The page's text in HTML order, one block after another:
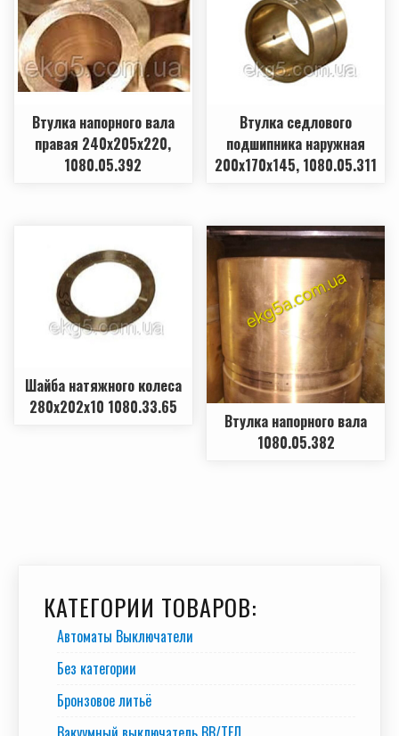
Втулка напорного вала
правая 240х205х220,
1080.05.392
Втулка седлового
подшипника наружная
200х170х145, 1080.05.311
Шайба натяжного колеса
280х202х10 1080.33.65
Втулка напорного вала
1080.05.382
КАТЕГОРИИ ТОВАРОВ:
Автоматы Выключатели
Без категории
Бронзовое литьё